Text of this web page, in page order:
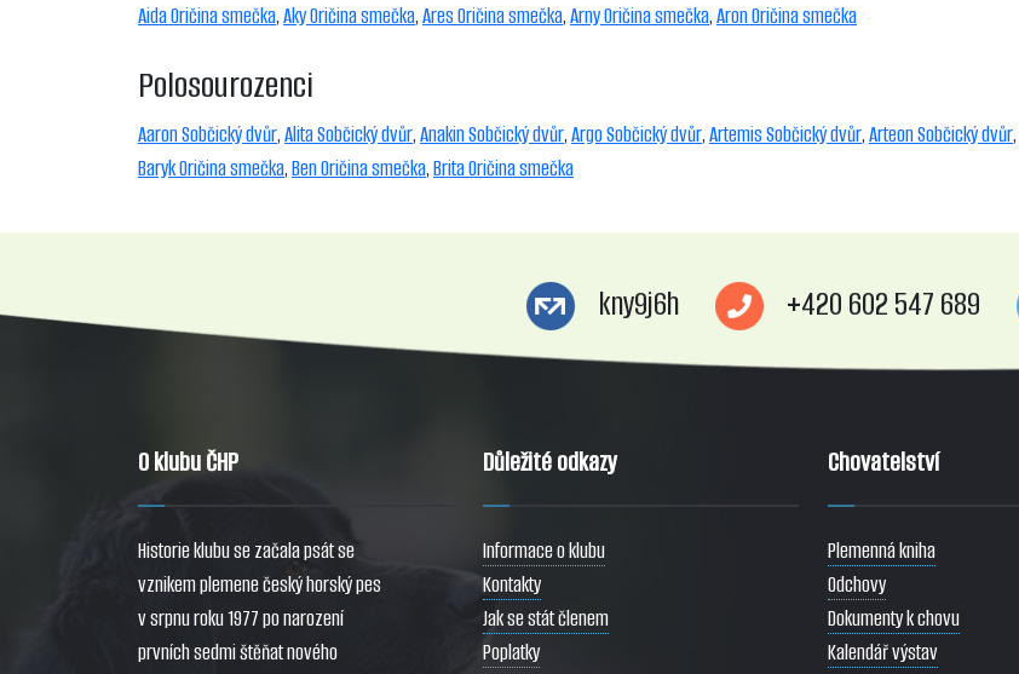
Aida Oričina smečka,Aky Oričina smečka,Ares Oričina smečka,Arny Oričina smečka,Aron Oričina smečka
Polosourozenci
Aaron Sobčický dvůr,Alita Sobčický dvůr,Anakin Sobčický dvůr,Argo Sobčický dvůr,Artemis Sobčický dvůr,Arteon Sobčický dvůr,
Baryk Oričina smečka,Ben Oričina smečka,Brita Oričina smečka
kny9j6h +420 602 547 689
O klubu ČHP
Historie klubu se začala psát se
vznikem plemene český horský pes
v srpnu roku 1977 po narození
prvních sedmi štěňat nového
Důležité odkazy
Informace o klubu
Kontakty
Jak se stát členem
Poplatky
Chovatelství
Plemenná kniha
Odchovy
Dokumenty k chovu
Kalendář výstav